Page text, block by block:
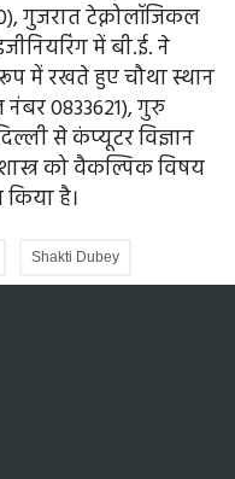
गुजरात टेक्नोलॉजिकल
में बी.ई. ने
में रखते हुए चौथा स्थान
नंबर 0833621), गुरु
से कंप्यूटर विज्ञान
को वैकल्पिक विषय
है।
Shakti Dubey